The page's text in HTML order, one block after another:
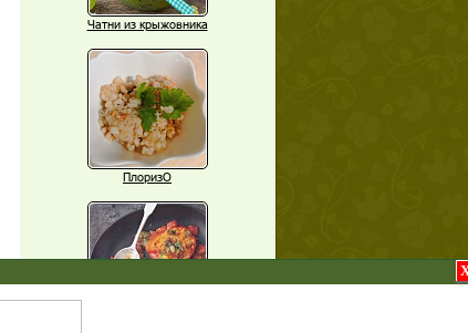
Чатни из крыжовника
ПлоризО